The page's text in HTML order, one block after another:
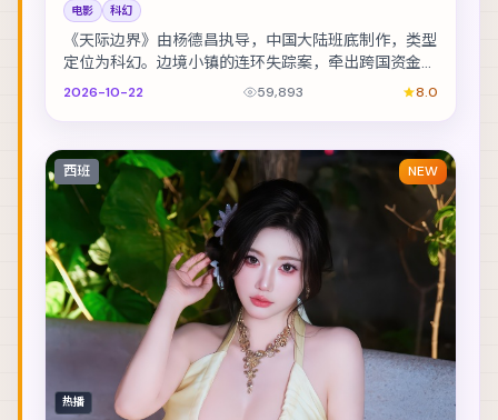
电影 科幻
《天际边界》由杨德昌执导，中国大陆班底制作，类型
定位为科幻。边境小镇的连环失踪案，牵出跨国资金与
家族恩怨。主演包括凯特·布兰切特、章子怡、玛格特...
2026-10-22 59,893 8.0
西班 NEW
热播